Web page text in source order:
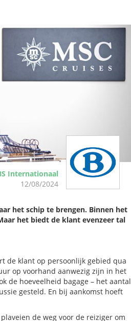
Internationaal
12/08/2024
het schip te brengen. Binnen het
het biedt de klant evenzeer tal
de klant op persoonlijk gebied qua
op voorhand aanwezig zijn in het
de hoeveelheid bagage – het aantal
gesteld. En bij aankomst hoeft
de weg voor de reiziger om